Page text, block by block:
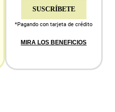
SUSCRÍBETE
*Pagando con tarjeta de crédito
MIRA LOS BENEFICIOS